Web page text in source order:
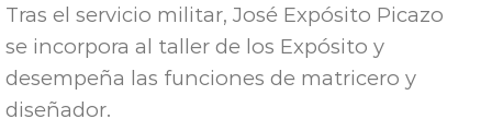
Tras el servicio militar, José Expósito Picazo
se incorpora al taller de los Expósito y
desempeña las funciones de matricero y
diseñador.